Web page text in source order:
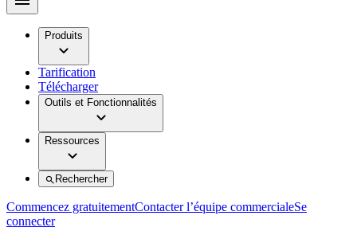
Produits
Tarification
Télécharger
Outils et Fonctionnalités
Ressources
Rechercher
Commencez gratuitementContacter l’équipe commercialeSe
connecter